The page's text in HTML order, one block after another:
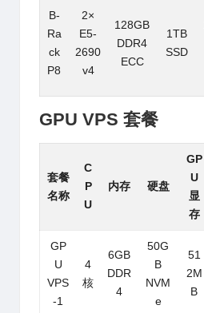
B-
Ra
ck
P8
2×
E5-
2690
v4
128GB
DDR4
ECC
1TB
SSD
GPU VPS 套餐
套餐
名称
C
P
U
内存 硬盘
GP
U
显
存
GP
U
VPS
-1
4
核
6GB
DDR
4
50G
B
NVM
e
51
2M
B